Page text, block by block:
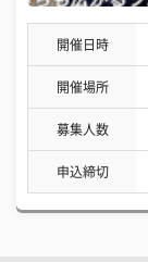
開催日時
開催場所
募集人数
申込締切